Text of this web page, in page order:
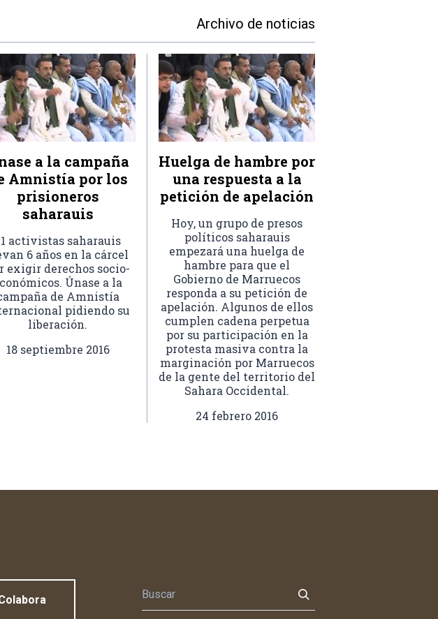
Archivo de noticias
a la campaña
Amnistía por los
prisioneros
saharauis
activistas saharauis
6 años en la cárcel
exigir derechos socio-
Únase a la
de Amnistía
pidiendo su
liberación.
18 septiembre 2016
Huelga de hambre por
una respuesta a la
petición de apelación
Hoy, un grupo de presos
políticos saharauis
empezará una huelga de
hambre para que el
Gobierno de Marruecos
responda a su petición de
apelación. Algunos de ellos
cumplen cadena perpetua
por su participación en la
protesta masiva contra la
marginación por Marruecos
de la gente del territorio del
Sahara Occidental.
24 febrero 2016